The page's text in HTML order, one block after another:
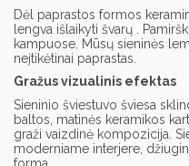
Dėl paprastos formos
lengva išlaikyti švarų .
kampuose. Mūsų sieninės
neįtikėtinai paprastas.
Gražus vizualinis efektas
Sieninio šviestuvo šviesa
baltos, matinės keramikos
graži vaizdinė kompozicija.
moderniame interjere,